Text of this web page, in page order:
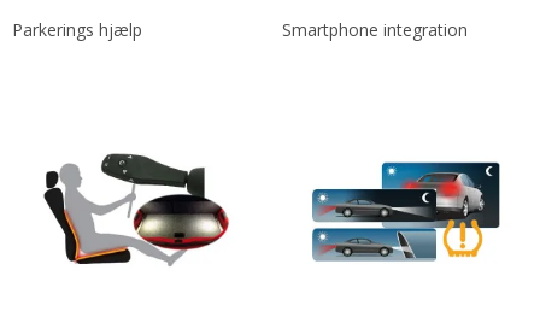
Parkerings hjælp Smartphone integration